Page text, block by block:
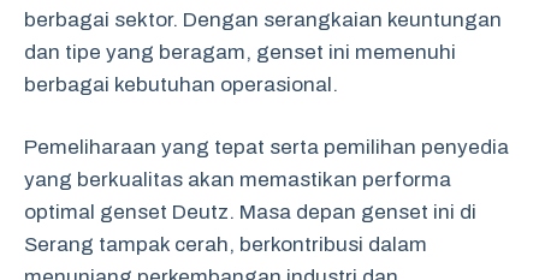
berbagai sektor. Dengan serangkaian keuntungan
dan tipe yang beragam, genset ini memenuhi
berbagai kebutuhan operasional.
Pemeliharaan yang tepat serta pemilihan penyedia
yang berkualitas akan memastikan performa
optimal genset Deutz. Masa depan genset ini di
Serang tampak cerah, berkontribusi dalam